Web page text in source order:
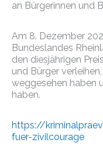
an Bürgerinnen und
Am 8. Dezember
Bundeslandes
den diesjährigen
und Bürger
weggesehen haben
haben.
https://
fuer-zivilcourage